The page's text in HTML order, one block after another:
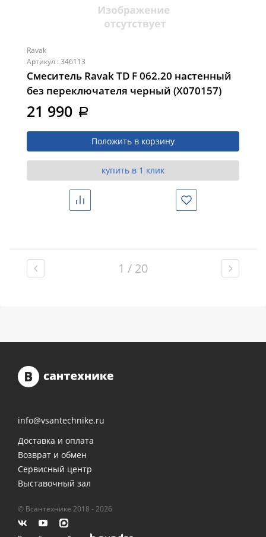
Ravak
Артикул : 346113
Смеситель Ravak TD F 062.20 настенный
без переключателя черный (X070157)
21 990 a
Положить в корзину
купить в 1 клик
Сравнить Избранное
1 / 20
info@vsantechnike.ru
Доставка и оплата
Возврат и обмен
Сервисный центр
Выставочный зал
© Всантехнике 2018 - 2026